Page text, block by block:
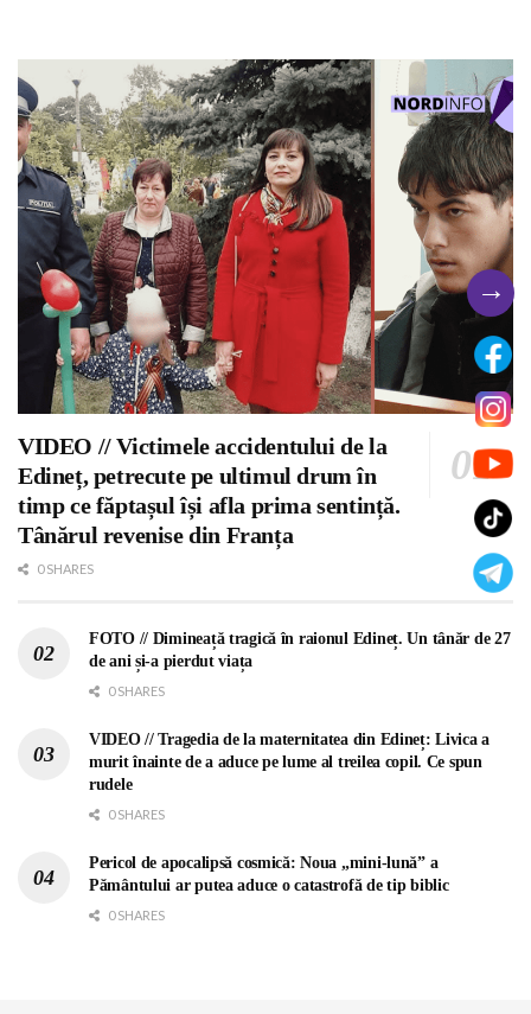
VIDEO // Victimele accidentului de la
Edineț, petrecute pe ultimul drum în
timp ce făptașul își afla prima sentință.
Tânărul revenise din Franța
0 SHARES
FOTO // Dimineață tragică în raionul Edineț. Un tânăr de 27
de ani și-a pierdut viața
0 SHARES
VIDEO // Tragedia de la maternitatea din Edineț: Livica a
murit înainte de a aduce pe lume al treilea copil. Ce spun
rudele
0 SHARES
Pericol de apocalipsă cosmică: Noua „mini-lună” a
Pământului ar putea aduce o catastrofă de tip biblic
0 SHARES
→